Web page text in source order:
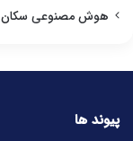
هوش مصنوعی سکان
پیوند ها